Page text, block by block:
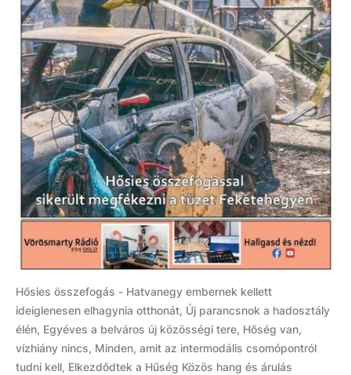
Hősies összefogás - Hatvanegy embernek kellett
ideiglenesen elhagynia otthonát, Új parancsnok a hadosztály
élén, Egyéves a belváros új közösségi tere, Hőség van,
vízhiány nincs, Minden, amit az intermodális csomópontról
tudni kell, Elkezdődtek a Hűség Közös hang és árulás